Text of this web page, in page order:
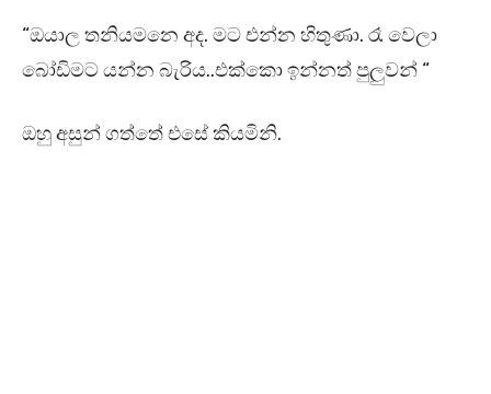
“ඔයාල තනියමනෙ අද. මට එන්න හිතුණා. රෑ වෙලා
බෝඩිමට යන්න බැරිය..එක්කො ඉන්නත් පුලුවන් “
ඔහු අසුන් ගත්තේ එසේ කියමිනි.